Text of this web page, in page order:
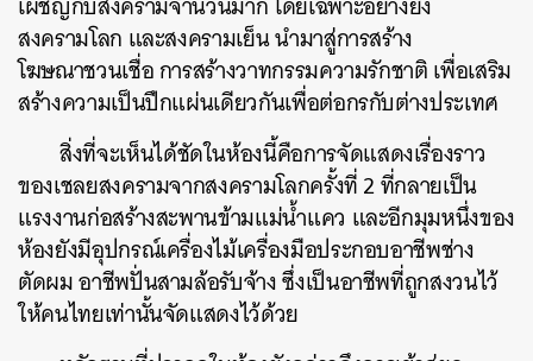
สงครามโลก และสงครามเย็น นำมาสู่การสร้าง
โฆษณาชวนเชื่อ การสร้างวาทกรรมความรักชาติ เพื่อเสริม
สร้างความเป็นปึกแผ่นเดียวกันเพื่อต่อกรกับต่างประเทศ
สิ่งที่จะเห็นได้ชัดในห้องนี้คือการจัดแสดงเรื่องราว
ของเชลยสงครามจากสงครามโลกครั้งที่ 2 ที่กลายเป็น
แรงงานก่อสร้างสะพานข้ามแม่น้ำแคว และอีกมุมหนึ่งของ
ห้องยังมีอุปกรณ์เครื่องไม้เครื่องมือประกอบอาชีพช่าง
ตัดผม อาชีพปั่นสามล้อรับจ้าง ซึ่งเป็นอาชีพที่ถูกสงวนไว้
ให้คนไทยเท่านั้นจัดแสดงไว้ด้วย